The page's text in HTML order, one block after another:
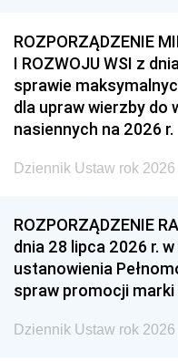
ROZPORZĄDZENIE
I ROZWOJU WSI z
sprawie
dla upraw wierzby do
nasiennych na 2026 r.
Dziennik Ustaw rok
ROZPORZĄDZENIE
dnia 28 lipca 2026 r.
ustanowienia
spraw promocji marki
Dziennik Ustaw rok 2026